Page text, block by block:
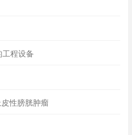
工程设备
性膀胱肿瘤